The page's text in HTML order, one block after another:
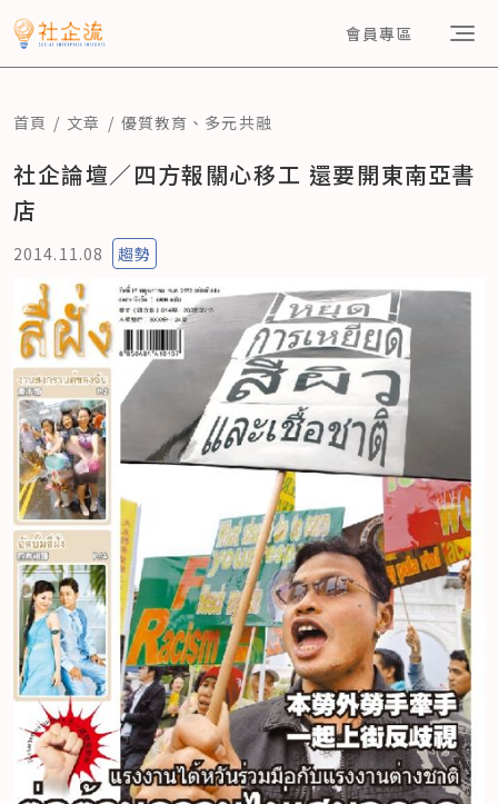
會員專區
首頁 文章 優質教育 、 多元共融
社企論壇／四方報關心移工 還要開東南亞書
店
2014.11.08 趨勢